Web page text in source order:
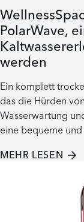
PolarWave,
werden
Ein komplett
das die Hürden
Wasserwartung
eine bequeme
MEHR LESEN